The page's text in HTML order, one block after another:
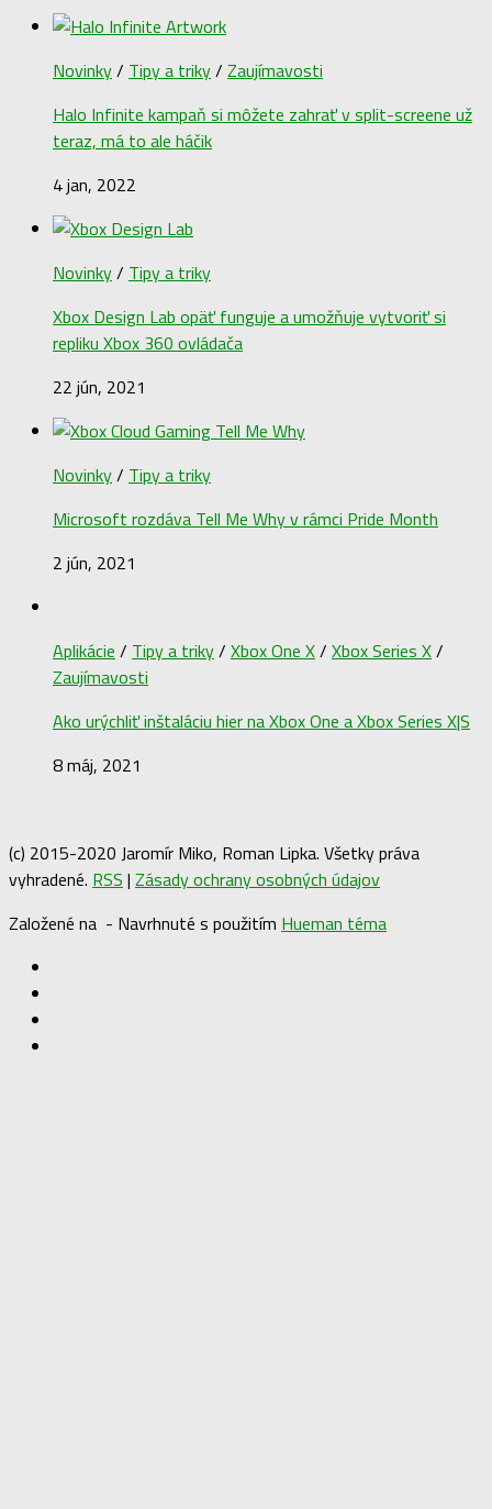
Novinky/ Tipy a triky/ Zaujímavosti
Halo Infinite kampaň si môžete zahrať v split-screene už
teraz, má to ale háčik
4 jan, 2022
Novinky/ Tipy a triky
Xbox Design Lab opäť funguje a umožňuje vytvoriť si
repliku Xbox 360 ovládača
22 jún, 2021
Novinky/ Tipy a triky
Microsoft rozdáva Tell Me Why v rámci Pride Month
2 jún, 2021
Aplikácie / Tipy a triky/ Xbox One X/ Xbox Series X/
Zaujímavosti
Ako urýchliť inštaláciu hier na Xbox One a Xbox Series X|S
8 máj, 2021
(c) 2015-2020 Jaromír Miko, Roman Lipka. Všetky práva
vyhradené. RSS | Zásady ochrany osobných údajov
Založené na - Navrhnuté s použitím Hueman téma